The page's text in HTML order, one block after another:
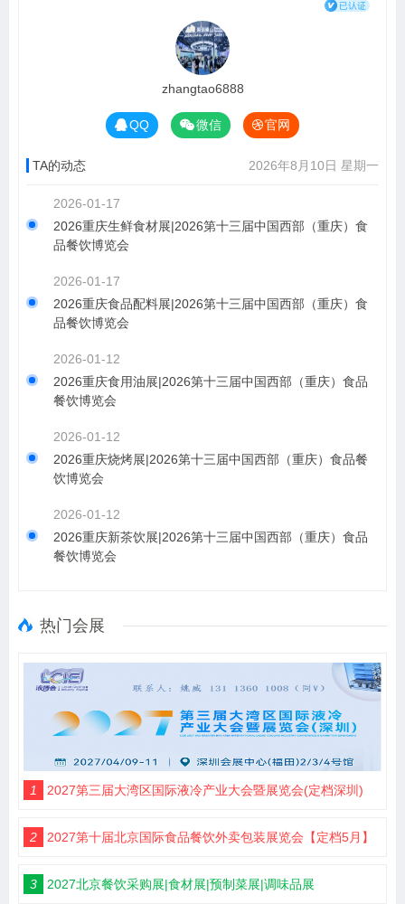
zhangtao6888
QQ 微信 官网
TA的动态 2026年8月10日 星期一
2026-01-17
2026重庆生鲜食材展|2026第十三届中国西部（重庆）食
品餐饮博览会
2026-01-17
2026重庆食品配料展|2026第十三届中国西部（重庆）食
品餐饮博览会
2026-01-12
2026重庆食用油展|2026第十三届中国西部（重庆）食品
餐饮博览会
2026-01-12
2026重庆烧烤展|2026第十三届中国西部（重庆）食品餐
饮博览会
2026-01-12
2026重庆新茶饮展|2026第十三届中国西部（重庆）食品
餐饮博览会
热门会展
1 2027第三届大湾区国际液冷产业大会暨展览会(定档深圳)
2 2027第十届北京国际食品餐饮外卖包装展览会【定档5月】
3 2027北京餐饮采购展|食材展|预制菜展|调味品展